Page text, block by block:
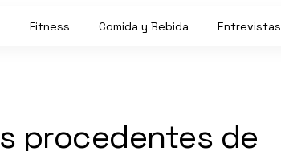
Fitness Comida y Bebida Entrevistas
procedentes de